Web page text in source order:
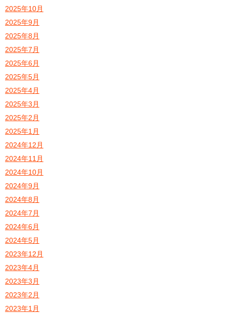
2025年10月
2025年9月
2025年8月
2025年7月
2025年6月
2025年5月
2025年4月
2025年3月
2025年2月
2025年1月
2024年12月
2024年11月
2024年10月
2024年9月
2024年8月
2024年7月
2024年6月
2024年5月
2023年12月
2023年4月
2023年3月
2023年2月
2023年1月